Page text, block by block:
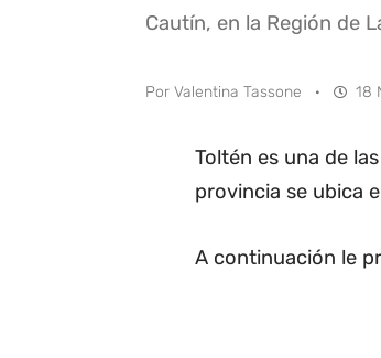
Cautín, en la Región de
Por Valentina Tassone · 18
Toltén es una de
provincia se ubica
A continuación le